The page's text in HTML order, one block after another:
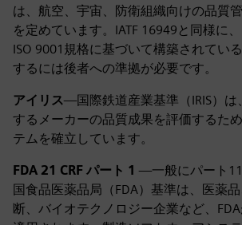
は、航空、宇宙、防衛組織向けの品質
を定めています。IATF 16949と同様に
ISO 9001規格に基づいて構築されてい
するには後者への準拠が必要です。
アイリス—国際鉄道産業基準（IRIS）は
するメーカーの品質成果を評価するた
テムを確立しています。
FDA 21 CRF パート 1 —一般にパート
国食品医薬品局（FDA）基準は、医薬
断、バイオテクノロジー企業など、